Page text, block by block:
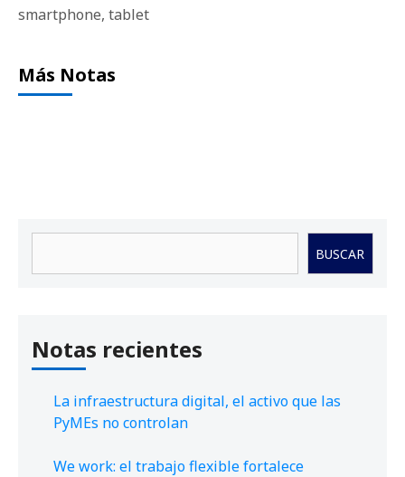
smartphone, tablet
Más Notas
BUSCAR
Notas recientes
La infraestructura digital, el activo que las
PyMEs no controlan
We work: el trabajo flexible fortalece